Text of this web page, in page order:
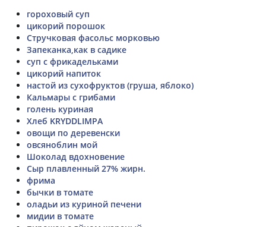
гороховый суп
цикорий порошок
Стручковая фасольс морковью
Запеканка,как в садике
суп с фрикадельками
цикорий напиток
настой из сухофруктов (груша, яблоко)
Кальмары с грибами
голень куриная
Хлеб KRYDDLIMPA
овощи по деревенски
овсяноблин мой
Шоколад вдохновение
Сыр плавленный 27% жирн.
фрима
бычки в томате
оладьи из куриной печени
мидии в томате